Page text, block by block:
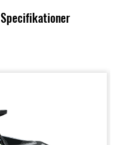
Specifikationer